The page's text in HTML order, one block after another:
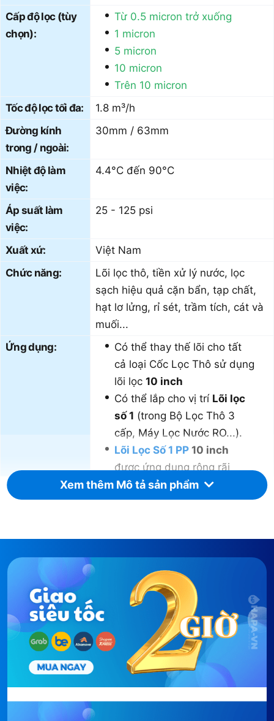
Cấp độ lọc (tùy
chọn):
Từ 0.5 micron trở xuống
1 micron
5 micron
10 micron
Trên 10 micron
Tốc độ lọc tối đa:
1.8 m³/h
Đường kính
trong / ngoài:
30mm / 63mm
Nhiệt độ làm
việc:
4.4°C đến 90°C
Áp suất làm
việc:
25 - 125 psi
Xuất xứ:
Việt Nam
Chức năng:
Lõi lọc thô, tiền xử lý nước, lọc
sạch hiệu quả cặn bẩn, tạp chất,
hạt lơ lửng, rỉ sét, trầm tích, cát và
muối...
Ứng dụng:
Có thể thay thế lõi cho tất
cả loại Cốc Lọc Thô sử dụng
lõi lọc 10 inch
Có thể lắp cho vị trí Lõi lọc
số 1 (trong Bộ Lọc Thô 3
cấp, Máy Lọc Nước RO...).
Lõi Lọc Số 1 PP 10 inch
được ứng dụng rộng rãi
trong các lĩnh vực: Gia đình,
Dân dụng, Thương mại,
nghiệp, Nông nghiệp, Thủy
sản...
Thời gian thay
lõi:
Trung bình sau6 tháng
sử dụng
(hoặc khi lõi lọc chuyển màu nâu
đậm, tùy chất lượng nước đầu
full models có bán
đầy đủ tại website HAPA.VN hoặc
Xem thêm Mô tả sản phẩm